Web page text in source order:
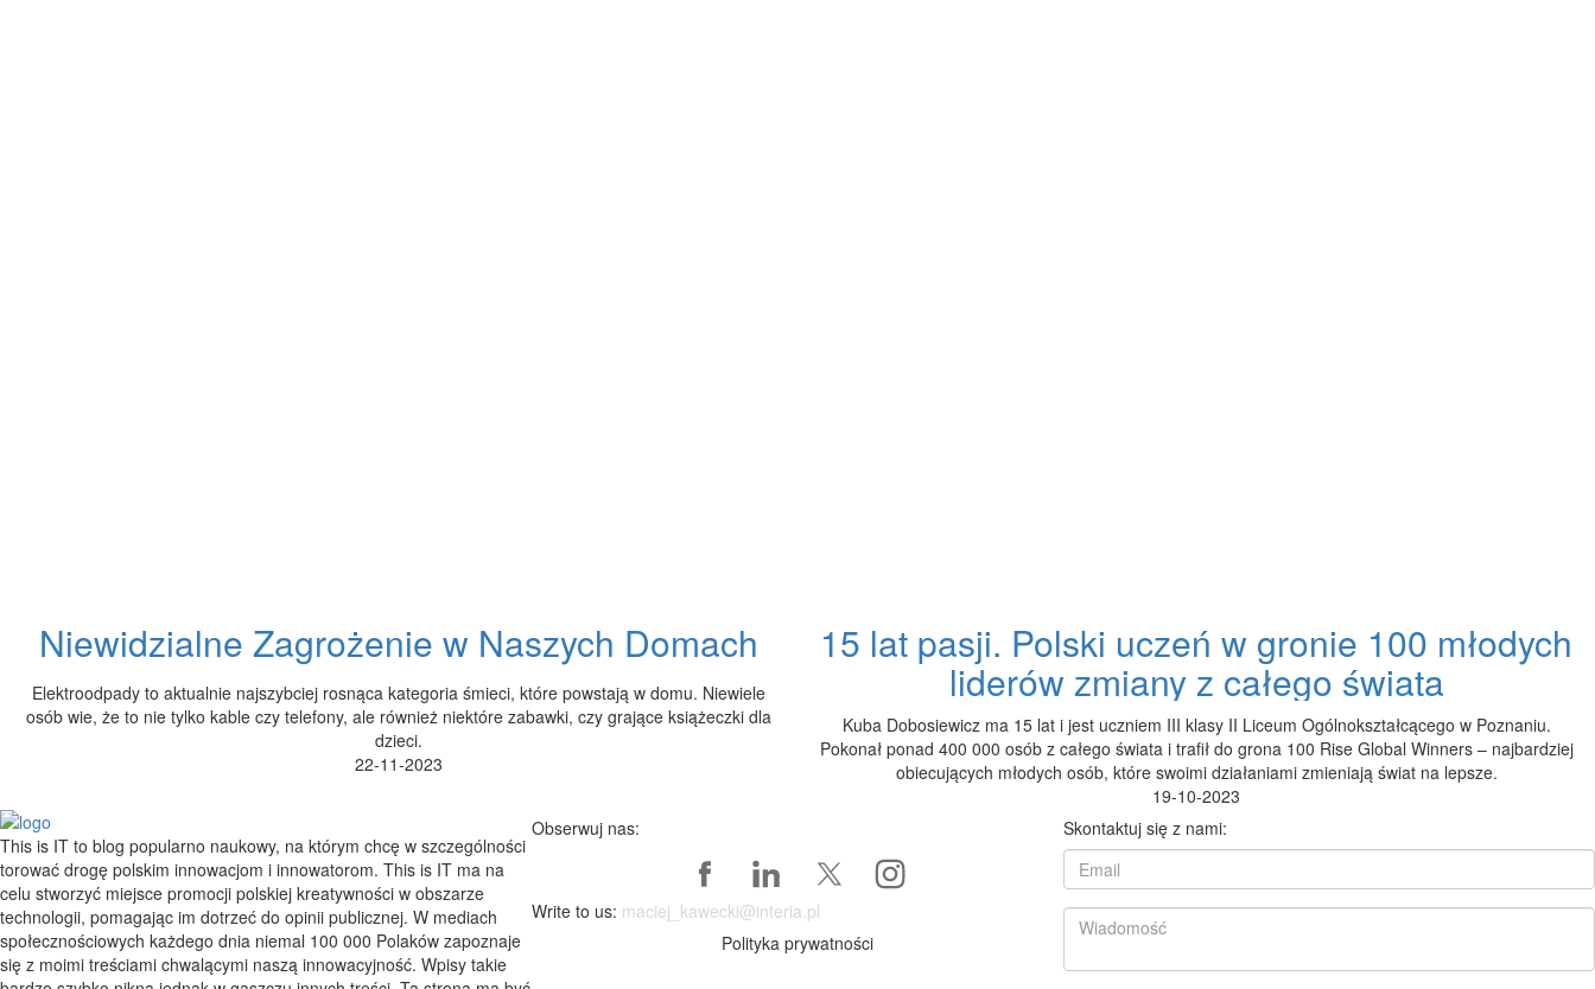
Niewidzialne Zagrożenie w Naszych Domach
Elektroodpady to aktualnie najszybciej rosnąca kategoria śmieci, które powstają w domu. Niewiele
osób wie, że to nie tylko kable czy telefony, ale również niektóre zabawki, czy grające książeczki dla
dzieci.
22-11-2023
15 lat pasji. Polski uczeń w gronie 100 młodych
liderów zmiany z całego świata
Kuba Dobosiewicz ma 15 lat i jest uczniem III klasy II Liceum Ogólnokształcącego w Poznaniu.
Pokonał ponad 400 000 osób z całego świata i trafił do grona 100 Rise Global Winners – najbardziej
obiecujących młodych osób, które swoimi działaniami zmieniają świat na lepsze.
19-10-2023
This is IT to blog popularno naukowy, na którym chcę w szczególności
torować drogę polskim innowacjom i innowatorom. This is IT ma na
celu stworzyć miejsce promocji polskiej kreatywności w obszarze
technologii, pomagając im dotrzeć do opinii publicznej. W mediach
społecznościowych każdego dnia niemal 100 000 Polaków zapoznaje
się z moimi treściami chwalącymi naszą innowacyjność. Wpisy takie
Obserwuj nas:
Write to us: maciej_kawecki@interia.pl
Polityka prywatności
Skontaktuj się z nami: